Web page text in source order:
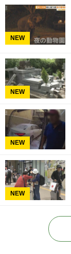
NEW
NEW
NEW
NEW